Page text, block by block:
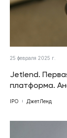
25 февраля 2025 г.
Jetlend.
платформа.
IPO ДжетЛенд